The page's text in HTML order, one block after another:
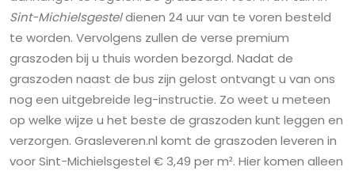
Sint-Michielsgesteldienen 24 uur van te voren besteld
te worden. Vervolgens zullen de verse premium
graszoden bij u thuis worden bezorgd. Nadat de
graszoden naast de bus zijn gelost ontvangt u van ons
nog een uitgebreide leg-instructie. Zo weet u meteen
op welke wijze u het beste de graszoden kunt leggen en
verzorgen. Grasleveren.nl komt de graszoden leveren in
voor Sint-Michielsgestel € 3,49 per m². Hier komen alleen